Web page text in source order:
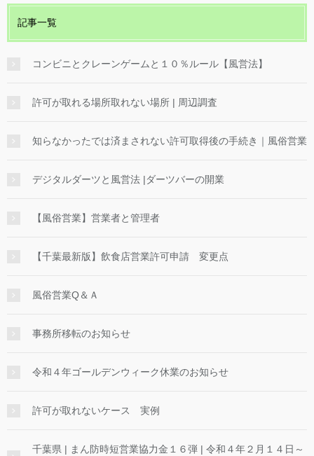
記事一覧
コンビニとクレーンゲームと１０％ルール【風営法】
許可が取れる場所取れない場所 | 周辺調査
知らなかったでは済まされない許可取得後の手続き｜風俗営業
デジタルダーツと風営法 |ダーツバーの開業
【風俗営業】営業者と管理者
【千葉最新版】飲食店営業許可申請 変更点
風俗営業Q＆Ａ
事務所移転のお知らせ
令和４年ゴールデンウィーク休業のお知らせ
許可が取れないケース 実例
千葉県 | まん防時短営業協力金１６弾 | 令和４年２月１４日～